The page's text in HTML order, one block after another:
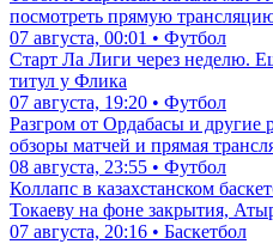
посмотреть прямую
07 августа, 00:01 • Футбол
Старт Ла Лиги через неделю.
титул у Флика
07 августа, 19:20 • Футбол
Разгром от Ордабасы и другие
обзоры матчей и прямая
08 августа, 23:55 • Футбол
Коллапс в казахстанском
Токаеву на фоне закрытия,
07 августа, 20:16 • Баскетбол